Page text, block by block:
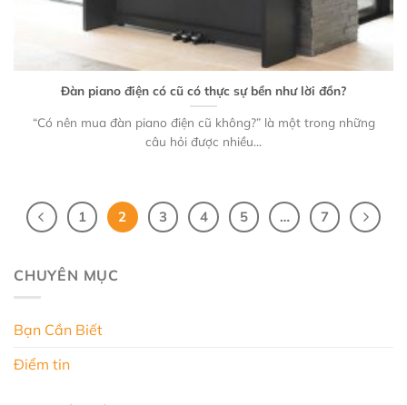
Đàn piano điện có cũ có thực sự bền như lời đồn?
“Có nên mua đàn piano điện cũ không?” là một trong những
câu hỏi được nhiều...
1 2 3 4 5 … 7
CHUYÊN MỤC
Bạn Cần Biết
Điểm tin